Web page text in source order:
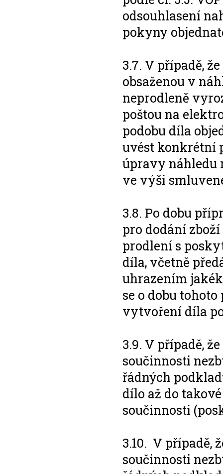
odsouhlasení
pokyny
3.7. V případě,
obsaženou v
neprodleně
poštou na
podobu díla
uvést konkrétní
úpravy náhledu
ve výši
3.8. Po dobu
pro dodání
prodlení s
díla, včetně
uhrazením
se o dobu
vytvoření díla
3.9. V případě,
součinnosti
řádných
dílo až do
součinnosti
3.10. V případě,
součinnosti